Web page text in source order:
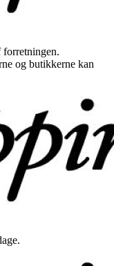
forretningen.
og butikkerne kan